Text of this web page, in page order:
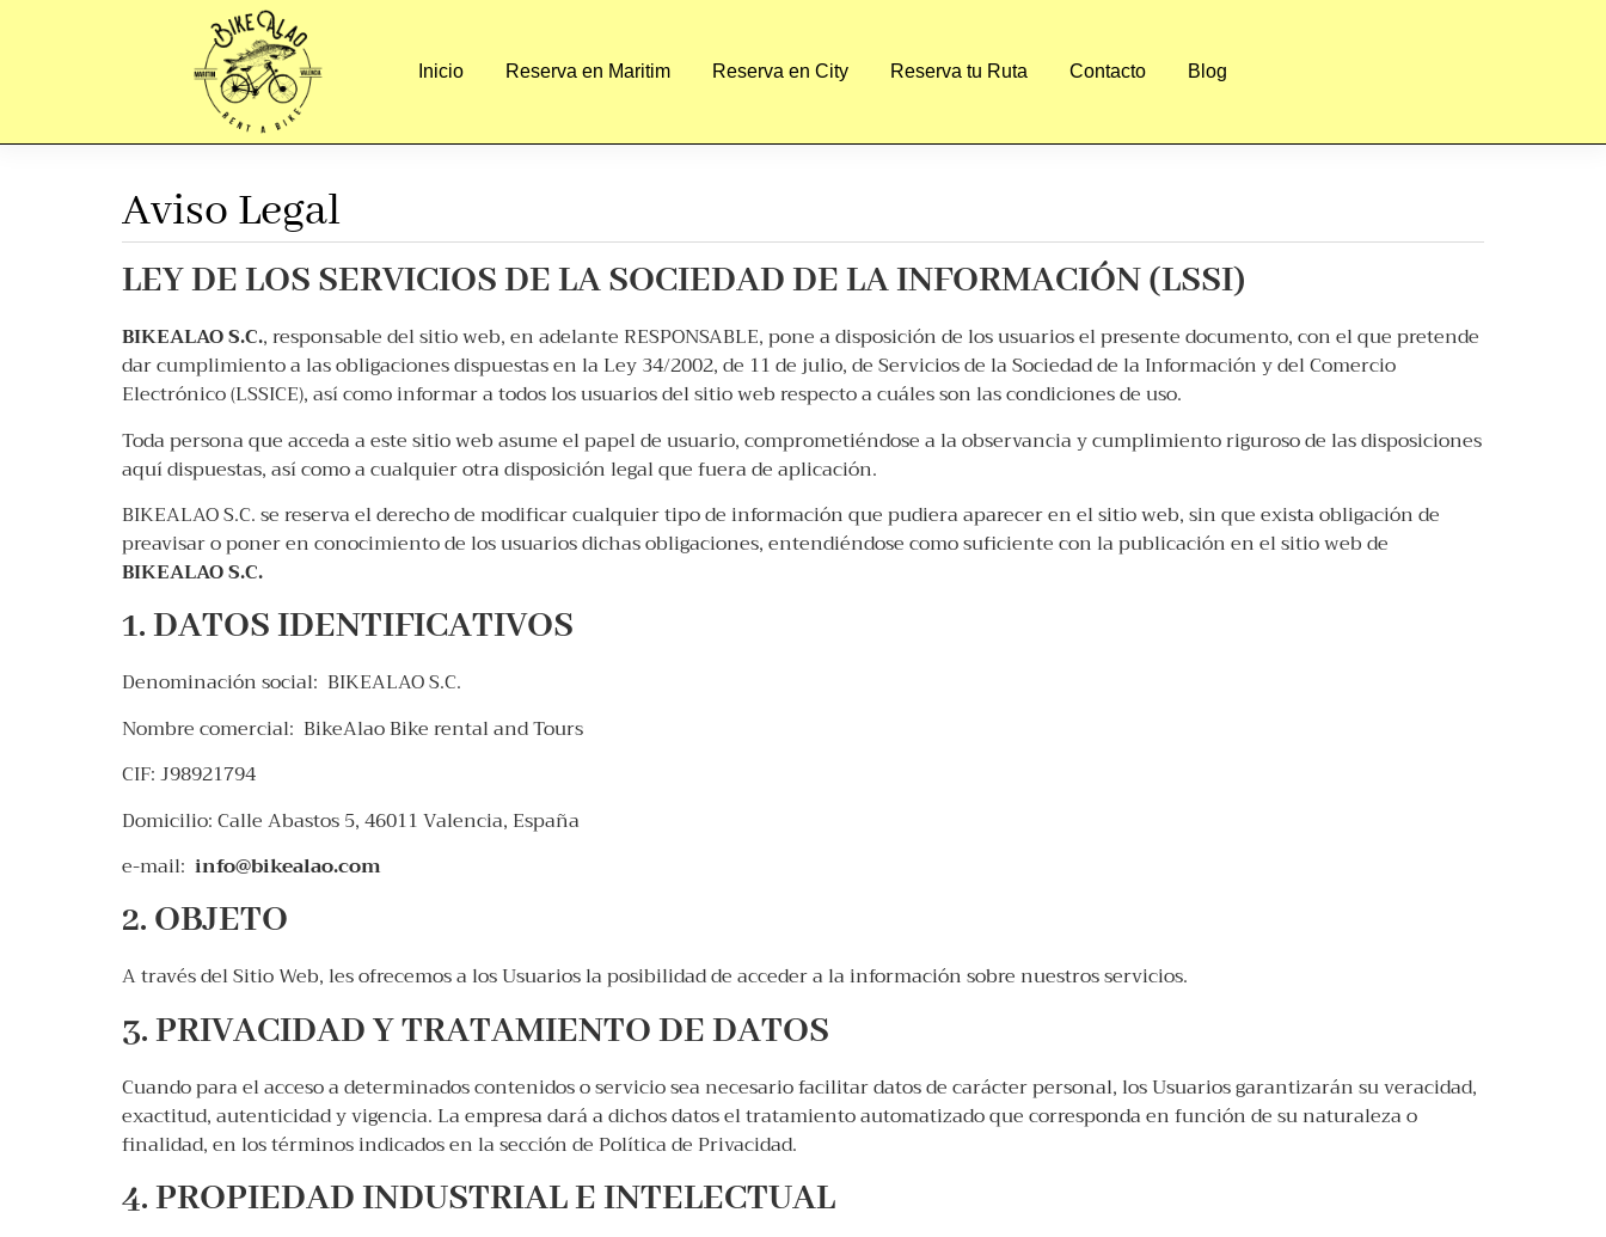
Inicio Reserva en Maritim Reserva en City Reserva tu Ruta Contacto Blog
Aviso Legal
LEY DE LOS SERVICIOS DE LA SOCIEDAD DE LA INFORMACIÓN (LSSI)
BIKEALAO S.C., responsable del sitio web, en adelante RESPONSABLE, pone a disposición de los usuarios el presente documento, con el que pretende
dar cumplimiento a las obligaciones dispuestas en la Ley 34/2002, de 11 de julio, de Servicios de la Sociedad de la Información y del Comercio
Electrónico (LSSICE), así como informar a todos los usuarios del sitio web respecto a cuáles son las condiciones de uso.
Toda persona que acceda a este sitio web asume el papel de usuario, comprometiéndose a la observancia y cumplimiento riguroso de las disposiciones
aquí dispuestas, así como a cualquier otra disposición legal que fuera de aplicación.
BIKEALAO S.C. se reserva el derecho de modificar cualquier tipo de información que pudiera aparecer en el sitio web, sin que exista obligación de
preavisar o poner en conocimiento de los usuarios dichas obligaciones, entendiéndose como suficiente con la publicación en el sitio web de
BIKEALAO S.C.
1. DATOS IDENTIFICATIVOS
Denominación social: BIKEALAO S.C.
Nombre comercial: BikeAlao Bike rental and Tours
CIF: J98921794
Domicilio: Calle Abastos 5, 46011 Valencia, España
e-mail: info@bikealao.com
2. OBJETO
A través del Sitio Web, les ofrecemos a los Usuarios la posibilidad de acceder a la información sobre nuestros servicios.
3. PRIVACIDAD Y TRATAMIENTO DE DATOS
Cuando para el acceso a determinados contenidos o servicio sea necesario facilitar datos de carácter personal, los Usuarios garantizarán su veracidad,
exactitud, autenticidad y vigencia. La empresa dará a dichos datos el tratamiento automatizado que corresponda en función de su naturaleza o
finalidad, en los términos indicados en la sección de Política de Privacidad.
4. PROPIEDAD INDUSTRIAL E INTELECTUAL